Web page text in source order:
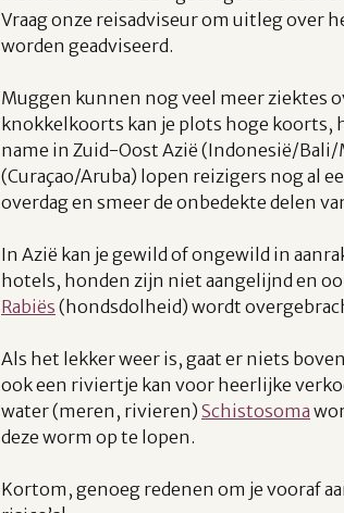
Vraag onze reisadviseur om uitleg over
worden geadviseerd.
Muggen kunnen nog veel meer ziektes
knokkelkoorts kan je plots hoge
name in Zuid-Oost Azië (Indonesië/
(Curaçao/Aruba) lopen reizigers nog al
overdag en smeer de onbedekte delen
In Azië kan je gewild of ongewild in
hotels, honden zijn niet aangelijnd en
Rabiës (hondsdolheid) wordt
Als het lekker weer is, gaat er niets
ook een riviertje kan voor heerlijke
water (meren, rivieren) Schistosoma
deze worm op te lopen.
Kortom, genoeg redenen om je vooraf